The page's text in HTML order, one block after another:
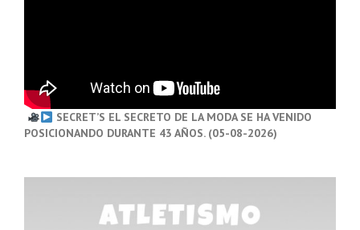
SECRET’S EL SECRETO DE LA MODA SE HA VENIDO
POSICIONANDO DURANTE 43 AÑOS. (05-08-2026)